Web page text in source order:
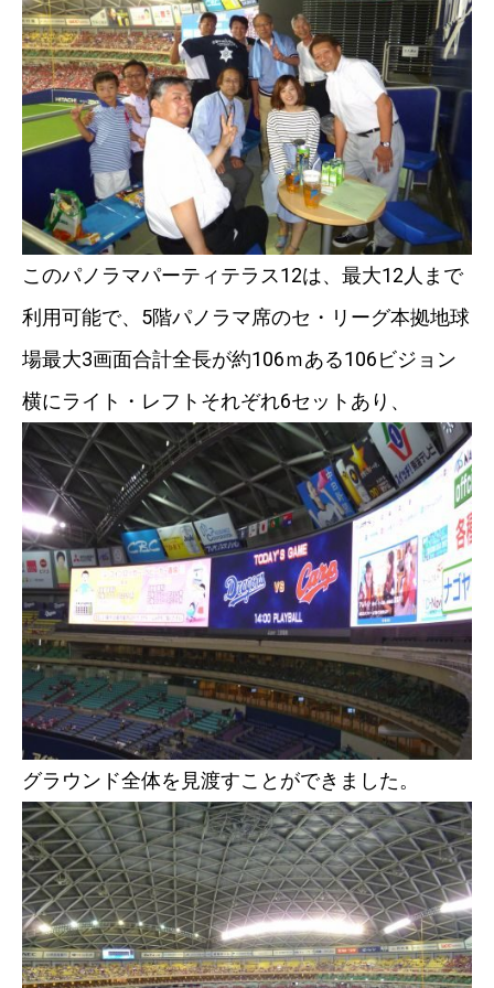
このパノラマパーティテラス12は、最大12人まで
利用可能で、5階パノラマ席のセ・リーグ本拠地球
場最大3画面合計全長が約106ｍある106ビジョン
横にライト・レフトそれぞれ6セットあり、
グラウンド全体を見渡すことができました。